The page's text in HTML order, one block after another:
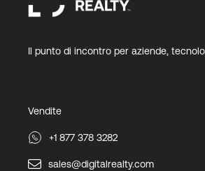
Il punto di incontro per aziende,
Vendite
+1 877 378 3282
sales@digitalrealty.com